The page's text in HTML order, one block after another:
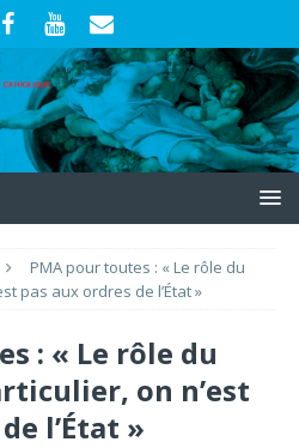
PMA pour toutes : « Le rôle du
pas aux ordres de l’État »
: « Le rôle du
on n’est
l’État »